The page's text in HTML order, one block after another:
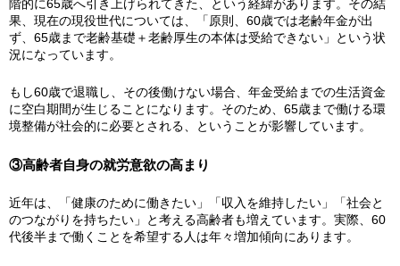
階的に65歳へ引き上げられてきた、という経緯があります。その結
果、現在の現役世代については、「原則、60歳では老齢年金が出
ず、65歳まで老齢基礎＋老齢厚生の本体は受給できない」という状
況になっています。
もし60歳で退職し、その後働けない場合、年金受給までの生活資金
に空白期間が生じることになります。そのため、65歳まで働ける環
境整備が社会的に必要とされる、ということが影響しています。
③高齢者自身の就労意欲の高まり
近年は、「健康のために働きたい」「収入を維持したい」「社会と
のつながりを持ちたい」と考える高齢者も増えています。実際、60
代後半まで働くことを希望する人は年々増加傾向にあります。